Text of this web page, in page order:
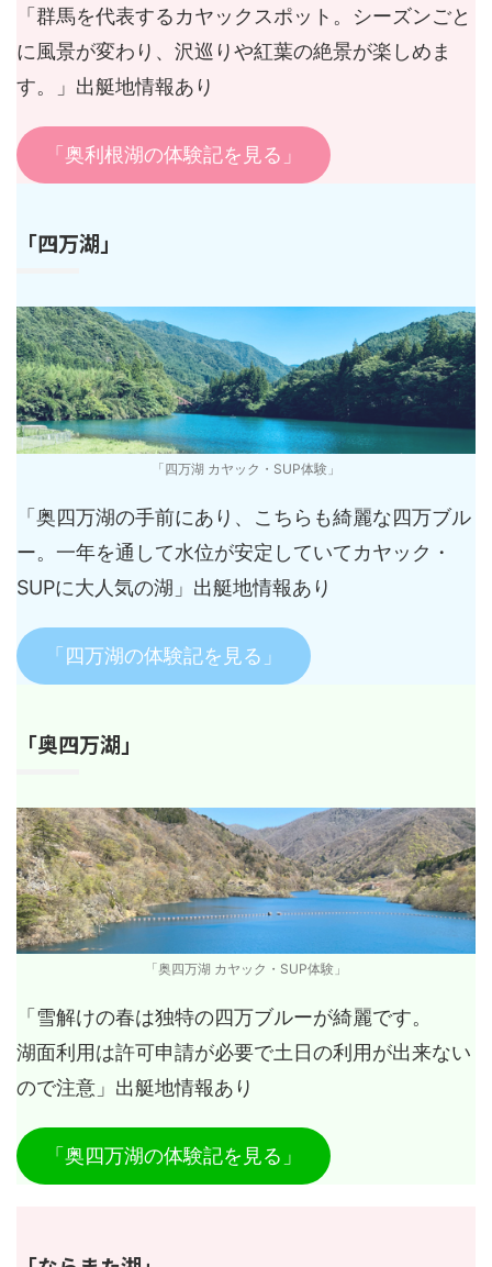
「群馬を代表するカヤックスポット。シーズンごと
に風景が変わり、沢巡りや紅葉の絶景が楽しめま
す。」出艇地情報あり
「奥利根湖の体験記を見る」
「四万湖」
「四万湖 カヤック・SUP体験」
「奥四万湖の手前にあり、こちらも綺麗な四万ブル
ー。一年を通して水位が安定していてカヤック・
SUPに大人気の湖」出艇地情報あり
「四万湖の体験記を見る」
「奥四万湖」
「奥四万湖 カヤック・SUP体験」
「雪解けの春は独特の四万ブルーが綺麗です。
湖面利用は許可申請が必要で土日の利用が出来ない
ので注意」出艇地情報あり
「奥四万湖の体験記を見る」